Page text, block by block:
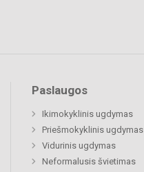
Paslaugos
Ikimokyklinis ugdymas
Priešmokyklinis ugdymas
Vidurinis ugdymas
Neformalusis švietimas